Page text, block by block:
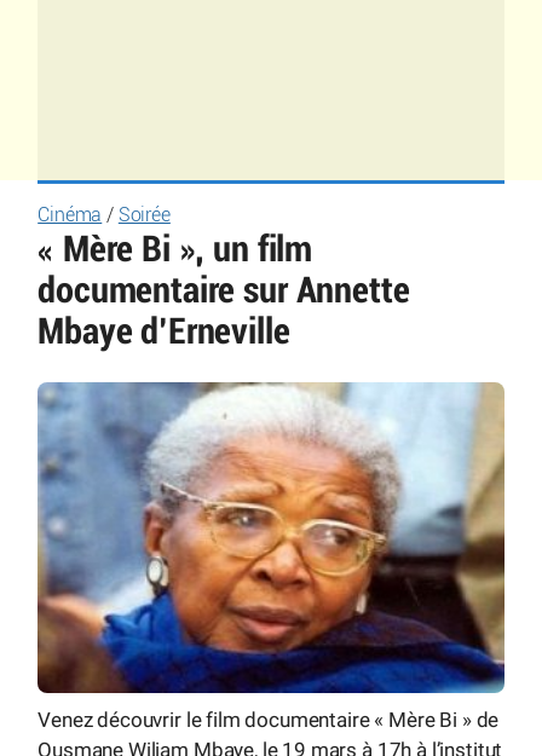
Cinéma / Soirée
« Mère Bi », un film
documentaire sur Annette
Mbaye d’Erneville
Venez découvrir le film documentaire « Mère Bi » de
Ousmane Wiliam Mbaye, le 19 mars à 17h à l’institut